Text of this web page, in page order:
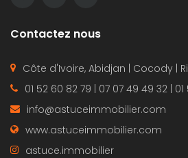
Contactez nous
Côte d'Ivoire, Abidjan | Cocody |
01 52 60 82 79 | 07 07 49 49 32 | 01
info@astuceimmobilier.com
www.astuceimmobilier.com
astuce.immobilier